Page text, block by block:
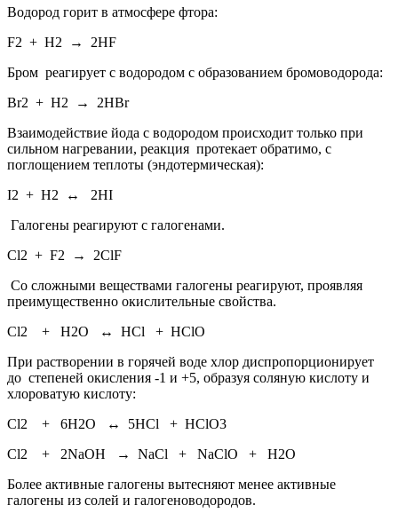
Водород горит в атмосфере фтора:
F2 + H2 → 2HF
Бром реагирует с водородом с образованием бромоводорода:
Br2 + H2 → 2HBr
Взаимодействие йода с водородом происходит только при
сильном нагревании, реакция протекает обратимо, с
поглощением теплоты (эндотермическая):
I2 + H2 ↔ 2HI
Галогены реагируют с галогенами.
Cl2 + F2 → 2ClF
Со сложными веществами галогены реагируют, проявляя
преимущественно окислительные свойства.
Cl2 + H2O ↔ HCl + HClO
При растворении в горячей воде хлор диспропорционирует
до степеней окисления -1 и +5, образуя соляную кислоту и
хлороватую кислоту:
Cl2 + 6H2O ↔ 5HCl + HClO3
Сl2 + 2NaOH → NaCl + NaClO + H2O
Более активные галогены вытесняют менее активные
галогены из солей и галогеноводородов.